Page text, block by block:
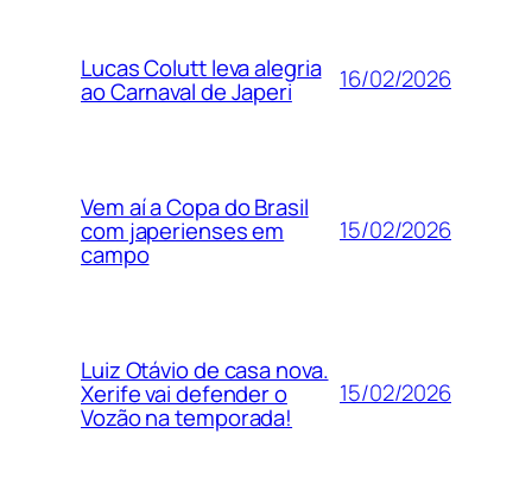
Lucas Colutt leva alegria
ao Carnaval de Japeri 16/02/2026
Vem aí a Copa do Brasil
com japerienses em
campo
15/02/2026
Luiz Otávio de casa nova.
Xerife vai defender o
Vozão na temporada!
15/02/2026